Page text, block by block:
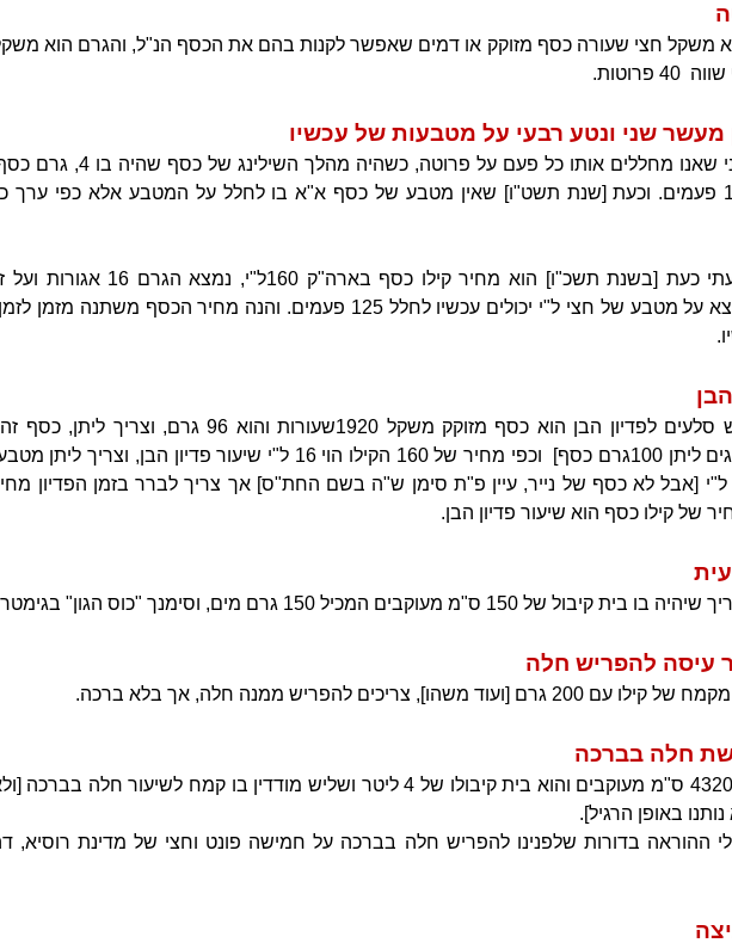
מעשר שני ונטע רבעי על מטבעות של עכשיו
המעשר שני שאנו מחללים אותו כל
לחלל, 160 פעמים. וכעת [שנת תשט"ו] שאין מטבע של כסף א"א בו לחלל על המטבע אלא כפי ערך
פעמים. נמצא על מטבע של חצי ל"י יכולים עכשיו לחלל 125 פעמים. והנה מחיר הכסף
שיעור חמש סלעים לפדיון הבן הוא כסף מזוקק משקל 1920שעורות
[וראיתי נוהגים ליתן 100גרם כסף] וכפי מחיר של 160 הקילו הוי 16 ל"י שיעור
ששווים 16 ל"י [אבל לא כסף של נייר, עיין פ"ת סימן ש"ה בשם החת"ס] אך צריך לברר בזמן הפדיון
של קילו כסף הוא שיעור פדיון הבן.
של 150 ס"מ מעוקבים המכיל 150 גרם מים, וסימנך "כוס הגון" בגימטרייא ק"ן.
עיסה להפריש חלה
[ועוד משהו], צריכים להפריש ממנה חלה, אך בלא ברכה.
חלה בברכה
כלי המכיל 4320 ס"מ מעוקבים והוא בית קיבולו של 4 ליטר ושליש מודדין בו קמח
באופן הרגיל].
ההוראה בדורות שלפנינו להפריש חלה בברכה על חמישה פונט וחצי של מדינת רוסיא,